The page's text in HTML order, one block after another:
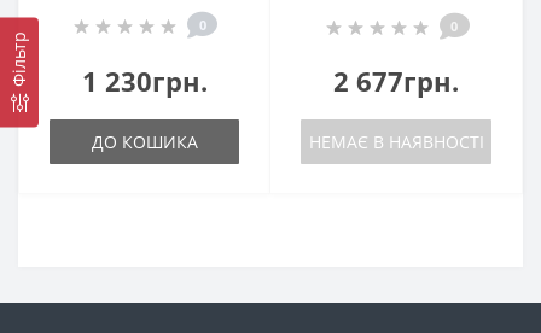
Фільтр
0
1 230грн.
ДО КОШИКА
0
2 677грн.
НЕМАЄ В НАЯВНОСТІ